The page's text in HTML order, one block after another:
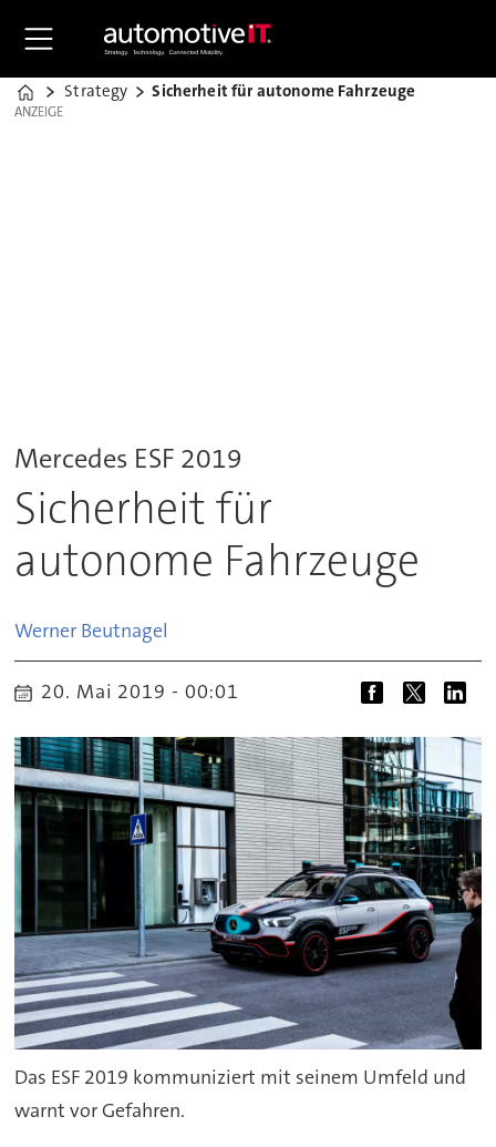
Home
Strategy Sicherheit für autonome Fahrzeuge
ANZEIGE
ANZEIGE
Mercedes ESF 2019
Sicherheit für
autonome Fahrzeuge
Werner Beutnagel
20. Mai 2019 - 00:01
Das ESF 2019 kommuniziert mit seinem Umfeld und
warnt vor Gefahren.